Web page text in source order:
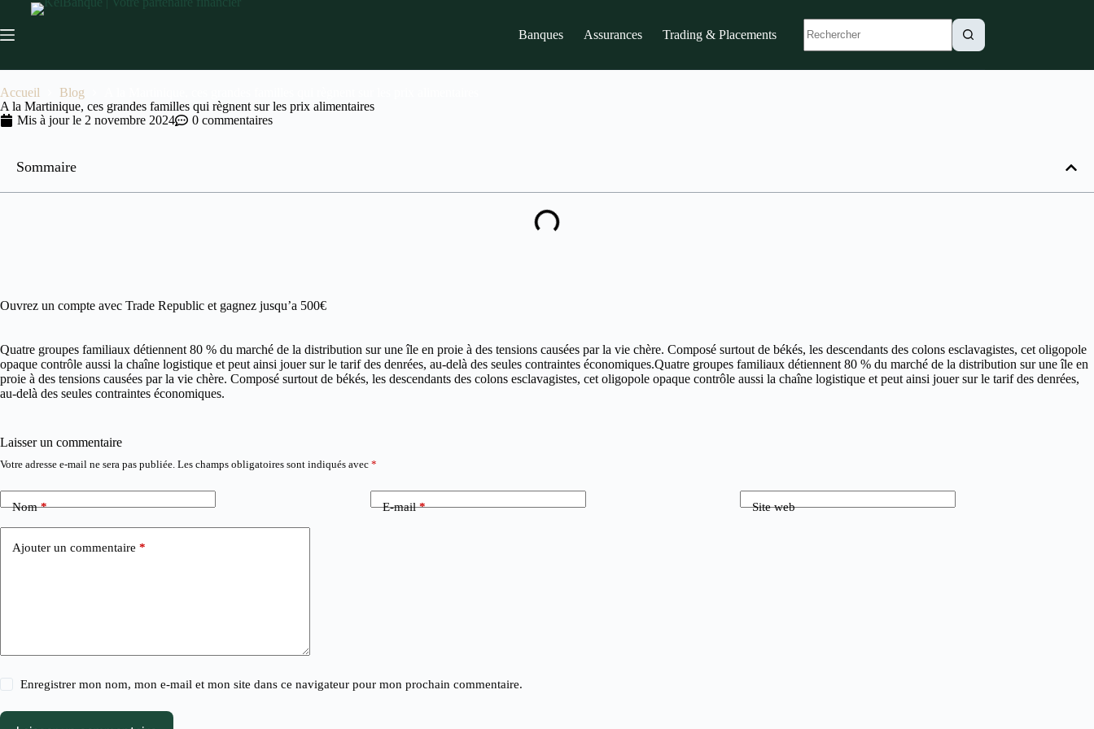
Banques Assurances Trading & Placements
Accueil Blog
A la Martinique, ces grandes familles qui règnent sur les prix alimentaires
Mis à jour le 2 novembre 2024 0 commentaires
Sommaire
Ouvrez un compte avec Trade Republic et gagnez jusqu’a 500€
Quatre groupes familiaux détiennent 80 % du marché de la distribution sur une île en proie à des tensions causées par la vie chère. Composé surtout de békés, les descendants des colons esclavagistes, cet oligopole
opaque contrôle aussi la chaîne logistique et peut ainsi jouer sur le tarif des denrées, au-delà des seules contraintes économiques.Quatre groupes familiaux détiennent 80 % du marché de la distribution sur une île en
proie à des tensions causées par la vie chère. Composé surtout de békés, les descendants des colons esclavagistes, cet oligopole opaque contrôle aussi la chaîne logistique et peut ainsi jouer sur le tarif des denrées,
au-delà des seules contraintes économiques.
Laisser un commentaire
Votre adresse e-mail ne sera pas publiée. Les champs obligatoires sont indiqués avec *
Nom* E-mail* Site web
Ajouter un commentaire *
Enregistrer mon nom, mon e-mail et mon site dans ce navigateur pour mon prochain commentaire.